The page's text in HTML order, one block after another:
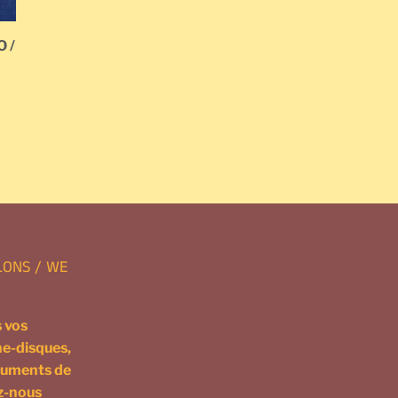
/
/ WE
vos
disques,
de
nous